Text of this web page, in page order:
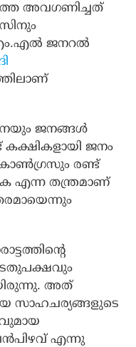
അവഗണിച്ചത്
ജനറല്‍
ജനങ്ങള്‍
ജനം
രണ്ട്
എന്ന തന്ത്രമാണ്
അത്
സാഹചര്യങ്ങളുടെ
എന്നു